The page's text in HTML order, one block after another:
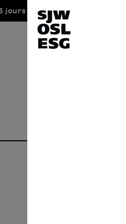
jours ouvrés